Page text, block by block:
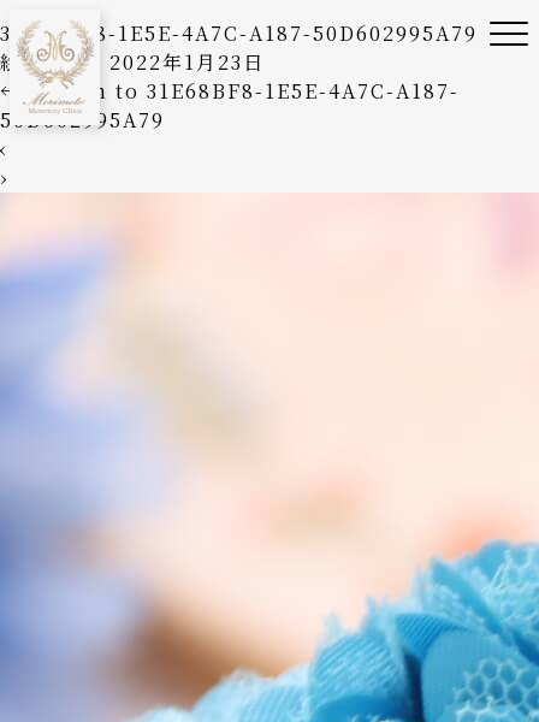
31E68BF8-1E5E-4A7C-A187-50D602995A79
絵美森本
2022年1月23日
←
Return to 31E68BF8-1E5E-4A7C-A187-
50D602995A79
‹
›